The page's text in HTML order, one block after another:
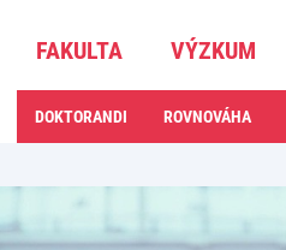
FAKULTA VÝZKUM
DOKTORANDI ROVNOVÁHA